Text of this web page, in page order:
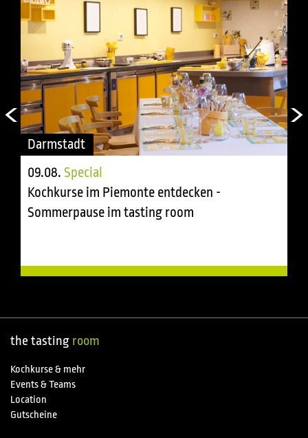
Darmstadt
09.08. Special
Kochkurse im Piemonte entdecken -
Sommerpause im tasting room
the tasting room
Kochkurse & mehr
Events & Teams
Location
Gutscheine